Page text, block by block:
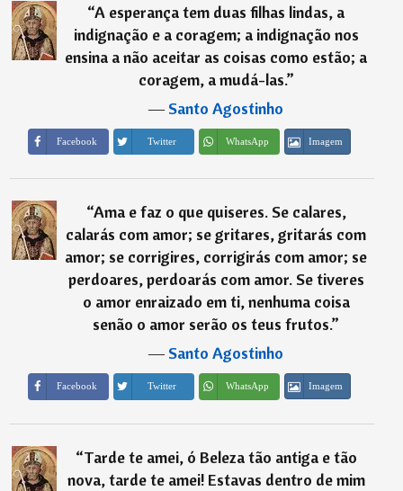
“A esperança tem duas filhas lindas, a
indignação e a coragem; a indignação nos
ensina a não aceitar as coisas como estão; a
coragem, a mudá-las.”
―Santo Agostinho
Facebook Twitter WhatsApp Imagem
“Ama e faz o que quiseres. Se calares,
calarás com amor; se gritares, gritarás com
amor; se corrigires, corrigirás com amor; se
perdoares, perdoarás com amor. Se tiveres
o amor enraizado em ti, nenhuma coisa
senão o amor serão os teus frutos.”
―Santo Agostinho
Facebook Twitter WhatsApp Imagem
“Tarde te amei, ó Beleza tão antiga e tão
nova, tarde te amei! Estavas dentro de mim